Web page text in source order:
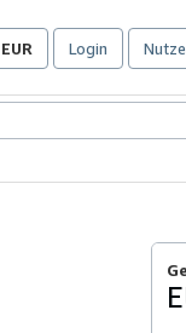
EUR
Seite
Einkaufseinstellungen.
Login